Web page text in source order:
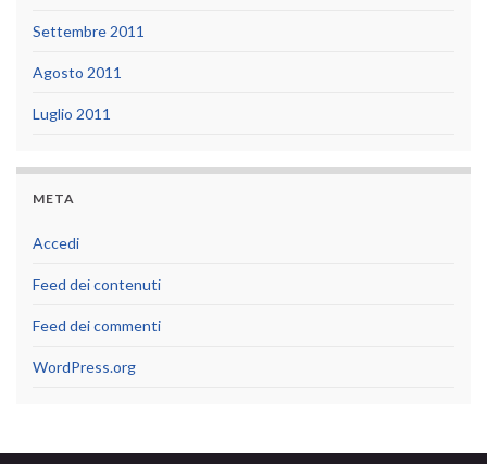
Settembre 2011
Agosto 2011
Luglio 2011
META
Accedi
Feed dei contenuti
Feed dei commenti
WordPress.org